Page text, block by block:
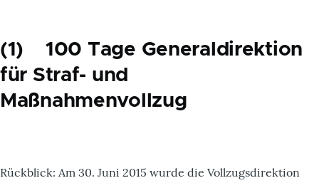
(1) 100 Tage Generaldirektion
für Straf- und
Maßnahmenvollzug
Rückblick: Am 30. Juni 2015 wurde die Vollzugsdirektion